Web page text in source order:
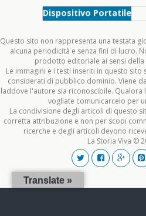
Dispositivo Portatile
Questo sito non rappresenta una testata
alcuna periodicità e senza fini di lucro.
prodotto editoriale ai sensi della
Le immagini e i testi inseriti in questo
considerati di pubblico dominio. Viene
laddove l'autore sia riconoscibile.
vogliate comunicarcelo per
La condivisione degli articoli di questo
corretta attribuzione e non per scopi
ricerche e degli articoli devono
La Storia Viva ©
Translate »